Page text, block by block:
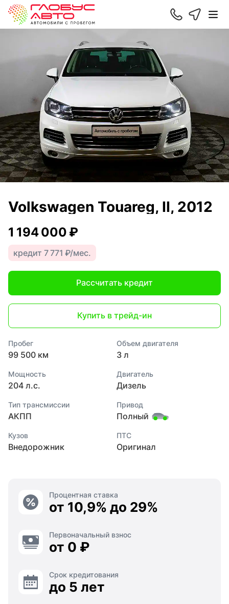
Volkswagen Touareg, II, 2012
1 194 000 ₽
кредит 7 771 ₽/мес.
Рассчитать кредит
Купить в трейд-ин
Пробег
99 500 км
Объем двигателя
3 л
Мощность
204 л.с.
Двигатель
Дизель
Тип трансмиссии
АКПП
Привод
Полный
Кузов
Внедорожник
ПТС
Оригинал
Процентная ставка
от 10,9% до 29%
Первоначальный взнос
от 0 ₽
Срок кредитования
до 5 лет